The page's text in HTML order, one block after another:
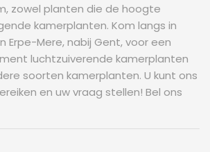
zowel planten die de hoogte
kamerplanten. Kom langs in
Erpe-Mere, nabij Gent, voor een
luchtzuiverende kamerplanten
soorten kamerplanten. U kunt ons
en uw vraag stellen! Bel ons